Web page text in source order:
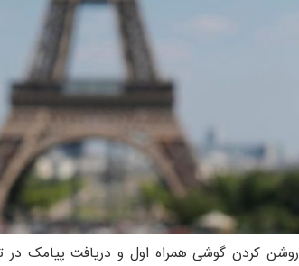
روشن کردن گوشی همراه اول و دریافت پیامک در